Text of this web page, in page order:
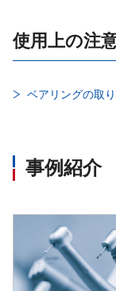
使用上の注
ベアリングの取
事例紹介